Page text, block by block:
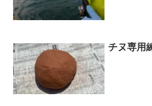
チヌ専用